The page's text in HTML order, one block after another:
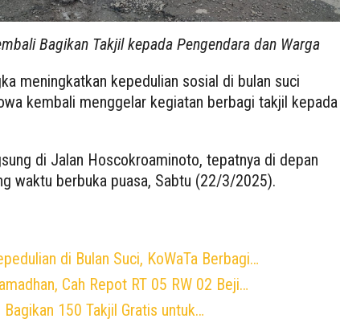
Bagikan Takjil kepada Pengendara dan Warga
meningkatkan kepedulian sosial di bulan suci
kembali menggelar kegiatan berbagi takjil kepada
di Jalan Hoscokroaminoto, tepatnya di depan
waktu berbuka puasa, Sabtu (22/3/2025).
di Bulan Suci, KoWaTa Berbagi…
Cah Repot RT 05 RW 02 Beji…
Bagikan 150 Takjil Gratis untuk…